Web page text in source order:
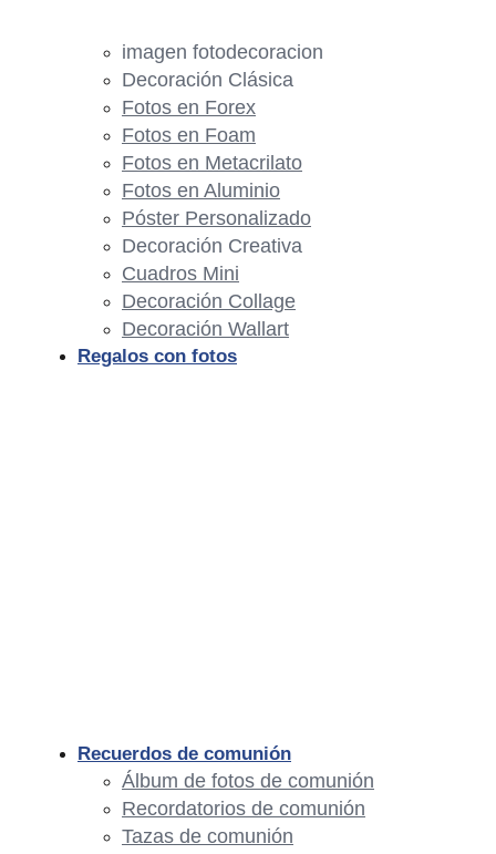
imagen fotodecoracion
Decoración Clásica
Fotos en Forex
Fotos en Foam
Fotos en Metacrilato
Fotos en Aluminio
Póster Personalizado
Decoración Creativa
Cuadros Mini
Decoración Collage
Decoración Wallart
Regalos con fotos
Recuerdos de comunión
Álbum de fotos de comunión
Recordatorios de comunión
Tazas de comunión